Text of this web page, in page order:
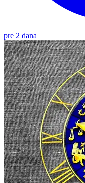
pre 2 dana